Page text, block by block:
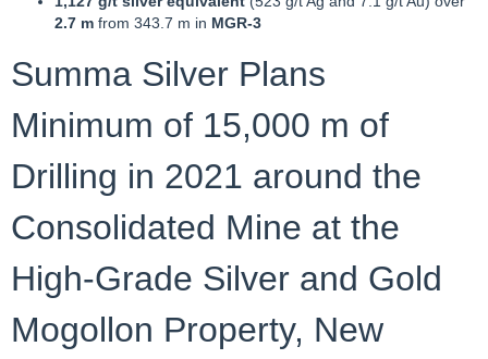
2.7 m from 343.7 m in MGR-3
Summa Silver Plans
Minimum of 15,000 m of
Drilling in 2021 around the
Consolidated Mine at the
High-Grade Silver and Gold
Mogollon Property, New